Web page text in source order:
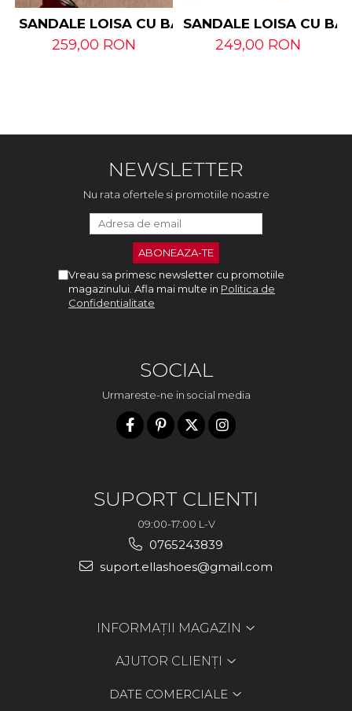
SANDALE LOISA CU BARETA LATA DIN PIELE
259,00 RON
SANDALE LOISA CU
249,00 RON
NEWSLETTER
Nu rata ofertele si promotiile noastre
Vreau sa primesc newsletter cu promotiile
magazinului. Afla mai multe in Politica de
Confidentialitate
SOCIAL
Urmareste-ne in social media
SUPORT CLIENTI
09:00-17:00 L-V
0765243839
suport.ellashoes@gmail.com
INFORMAȚII MAGAZIN
AJUTOR CLIENȚI
DATE COMERCIALE